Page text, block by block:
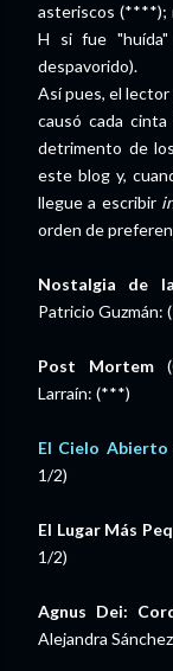
asteriscos (****);
H si fue
despavorido).
Así pues, el lector
causó cada cinta
detrimento de
este blog y,
llegue a escribir
orden de
Nostalgia de
Patricio Guzmán:
Post Mortem
Larraín: (***)
El Cielo Abierto
1/2)
El Lugar Más
1/2)
Agnus Dei:
Alejandra